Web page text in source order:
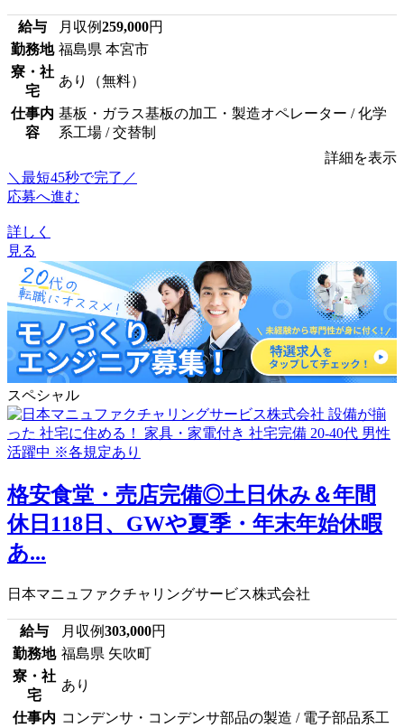
給与 月収例259,000円
勤務地 福島県 本宮市
寮・社
宅
あり（無料）
仕事内
容
基板・ガラス基板の加工・製造オペレーター / 化学
系工場 / 交替制
詳細を表示
＼最短45秒で完了／
応募へ進む
詳しく
見る
スペシャル
格安食堂・売店完備◎土日休み＆年間
休日118日、GWや夏季・年末年始休暇
あ...
日本マニュファクチャリングサービス株式会社
給与 月収例303,000円
勤務地 福島県 矢吹町
寮・社
宅
あり
仕事内 コンデンサ・コンデンサ部品の製造 / 電子部品系工